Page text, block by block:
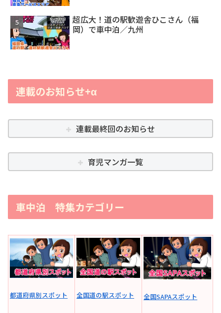
超広大！道の駅歓遊舎ひこさん（福
岡）で車中泊／九州
連載のお知らせ+α
連載最終回のお知らせ
育児マンガ一覧
車中泊 特集カテゴリー
都道府県別スポット 全国道の駅スポット 全国SAPAスポット